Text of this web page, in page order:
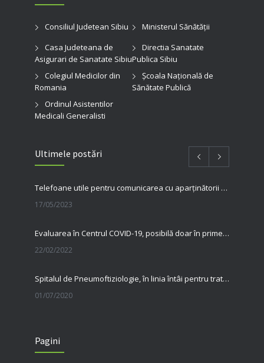
Consiliul Judetean Sibiu
Ministerul Sănătății
Casa Judeteana de
Asigurari de Sanatate Sibiu
Directia Sanatate
Publica Sibiu
Colegiul Medicilor din
Romania
Şcoala Naţională de
Sănătate Publică
Ordinul Asistentilor
Medicali Generalisti
Ultimele postări
Telefoane utile pentru comunicarea cu aparținătorii pacienților internați în spitalul nostru
17/05/2023
Evaluarea în Centrul COVID-19, posibilă doar în primele 5 zile de la pozitivare
22/02/2022
Spitalul de Pneumoftiziologie, în linia întâi pentru tratarea pacienților cu Covid
01/07/2020
23/06/2020
Pagini